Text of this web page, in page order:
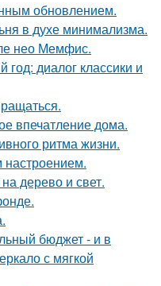
обновлением.
в духе минимализма.
нео Мемфис.
год: диалог классики и
впечатление дома.
ритма жизни.
дерево и свет.
бюджет - и в
с мягкой